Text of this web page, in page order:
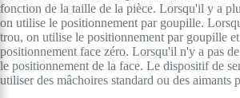
fonction de la taille de la pièce. Lorsqu'il y a
on utilise le positionnement par goupille.
trou, on utilise le positionnement par goupille
positionnement face zéro. Lorsqu'il n'y a pas
le positionnement de la face. Le dispositif de
utiliser des mâchoires standard ou des aimants